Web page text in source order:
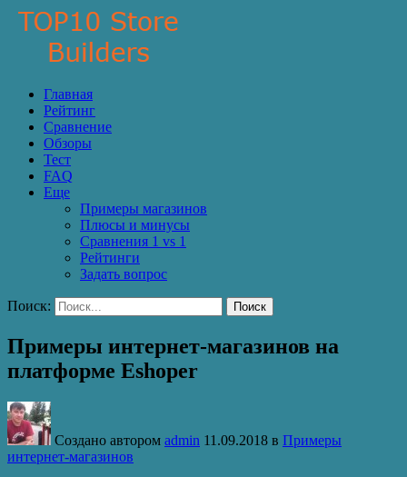
Главная
Рейтинг
Сравнение
Обзоры
Тест
FAQ
Еще
Примеры магазинов
Плюсы и минусы
Сравнения 1 vs 1
Рейтинги
Задать вопрос
Поиск: Поиск
Примеры интернет-магазинов на
платформе Eshoper
Создано автором admin 11.09.2018 в Примеры
интернет-магазинов